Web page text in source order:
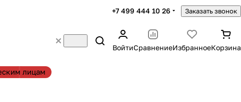
+7 499 444 10 26 Заказать звонок
ВойтиСравнениеИзбранноеКорзина
лицам